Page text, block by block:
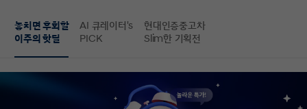
상태가 더 좋아서 만족도가 높았습니다.
중고차지만 관리가 잘 된 차량이라는
느낌이 확실히 들었습니다. 무엇보다
좋았던 건 ‘중고차인데도 걱정이 거의
없었다’는 점입니다. 차를 잘 모르는 사람
입장에서는 어디를 봐야 할지부터
도착해 기분 좋게 차를
완벽한 경험이었습니
놓치면 후회할
이주의 핫딜
AI 큐레이터's
PICK
현대인증중고차
Slim한 기획전